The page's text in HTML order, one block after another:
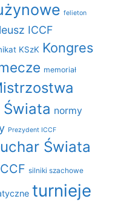
felieton
ICCF
KSzK Kongres
memoriał
normy
Prezydent ICCF
Świata
silniki szachowe
turnieje